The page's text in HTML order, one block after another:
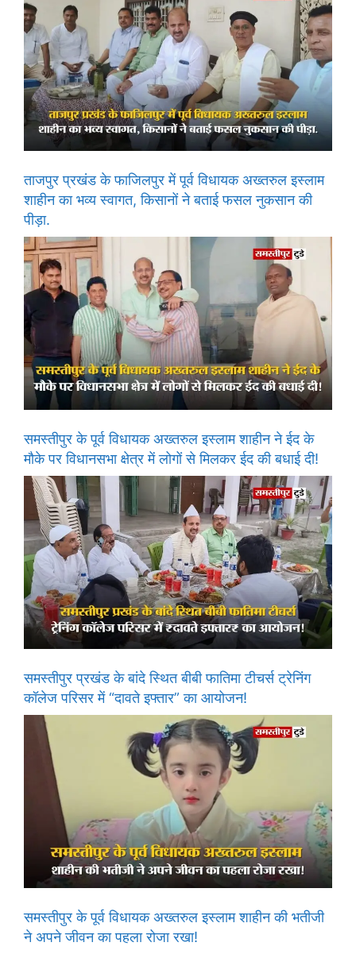
ताजपुर प्रखंड के फाजिलपुर में पूर्व विधायक अख्तरुल इस्लाम
शाहीन का भव्य स्वागत, किसानों ने बताई फसल नुकसान की
पीड़ा.
समस्तीपुर के पूर्व विधायक अख्तरुल इस्लाम शाहीन ने ईद के
मौके पर विधानसभा क्षेत्र में लोगों से मिलकर ईद की बधाई दी!
समस्तीपुर प्रखंड के बांदे स्थित बीबी फातिमा टीचर्स ट्रेनिंग
कॉलेज परिसर में “दावते इफ्तार” का आयोजन!
समस्तीपुर के पूर्व विधायक अख्तरुल इस्लाम शाहीन की भतीजी
ने अपने जीवन का पहला रोजा रखा!